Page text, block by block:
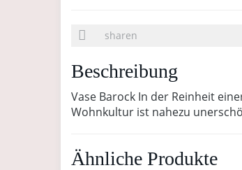
sharen
Beschreibung
Vase Barock In der Reinheit
Wohnkultur ist nahezu
Ähnliche Produkte